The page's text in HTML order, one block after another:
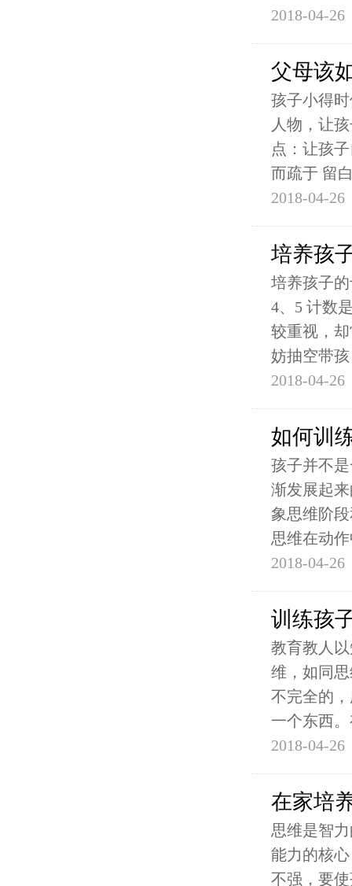
2018-04-26
父母该
孩子小得
人物，让
点：让孩
而疏于 留
2018-04-26
培养孩
培养孩子
4、5 计数
较重视，
妨抽空带孩
2018-04-26
如何训
孩子并不
渐发展起
象思维阶
思维在动
2018-04-26
训练孩
教育教人
维，如同
不完全的
一个东西
2018-04-26
在家培
思维是智
能力的核
不强，要